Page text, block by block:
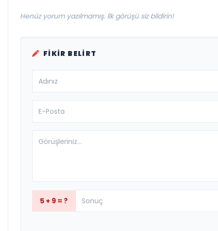
Henüz yorum yazılmamış. İlk görüşü siz bildirin!
FIKIR BELIRT
5 + 9 = ?